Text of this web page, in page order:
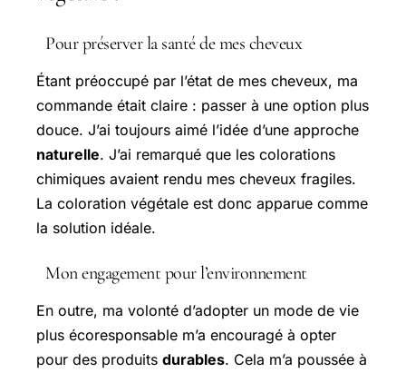
Pour préserver la santé de mes cheveux
Étant préoccupé par l’état de mes cheveux, ma
commande était claire : passer à une option plus
douce. J’ai toujours aimé l’idée d’une approche
naturelle. J’ai remarqué que les colorations
chimiques avaient rendu mes cheveux fragiles.
La coloration végétale est donc apparue comme
la solution idéale.
Mon engagement pour l’environnement
En outre, ma volonté d’adopter un mode de vie
plus écoresponsable m’a encouragé à opter
pour des produits durables. Cela m’a poussée à